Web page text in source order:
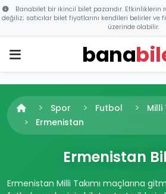
Banabilet bir ikincil bilet pazarıdır. Etkinliklerin
değiliz; satıcılar bilet fiyatlarını kendileri belirler
üzerinde olabilir.
bana
Spor Futbol
Milli
Ermenistan
Ermenistan
Ermenistan Milli Takımı maçlarına